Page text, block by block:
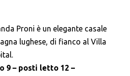
Proni è un elegante casale
lughese, di fianco al Villa
9 – posti letto 12 –